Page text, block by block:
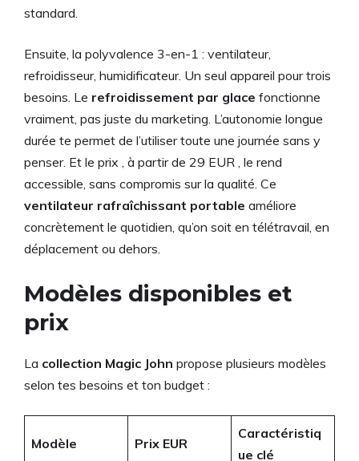
standard.
Ensuite, la polyvalence 3-en-1 : ventilateur,
refroidisseur, humidificateur. Un seul appareil pour trois
besoins. Le refroidissement par glace fonctionne
vraiment, pas juste du marketing. L’autonomie longue
durée te permet de l’utiliser toute une journée sans y
penser. Et le prix , à partir de 29 EUR , le rend
accessible, sans compromis sur la qualité. Ce
ventilateur rafraîchissant portable améliore
concrètement le quotidien, qu’on soit en télétravail, en
déplacement ou dehors.
Modèles disponibles et
prix
La collection Magic John propose plusieurs modèles
selon tes besoins et ton budget :
Modèle Prix EUR
Caractéristiq
ue clé